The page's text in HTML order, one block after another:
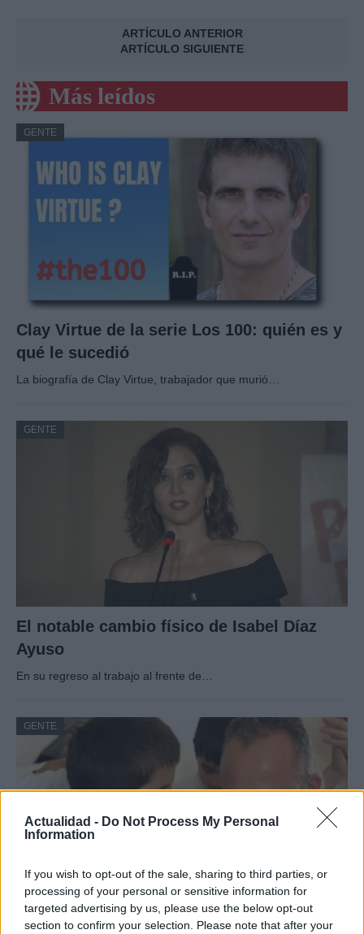
Actualidad - Do Not Process My Personal
Information
If you wish to opt-out of the sale, sharing to third parties, or
processing of your personal or sensitive information for
targeted advertising by us, please use the below opt-out
section to confirm your selection. Please note that after your
ARTÍCULO ANTERIOR
ARTÍCULO SIGUIENTE
Más leídos
GENTE
Clay Virtue de la serie Los 100: quién es y
qué le sucedió
La biografía de Clay Virtue, trabajador que murió…
GENTE
El notable cambio físico de Isabel Díaz
Ayuso
En su regreso al trabajo al frente de…
GENTE
Hijo de Javier Gutiérrez: un campeón con